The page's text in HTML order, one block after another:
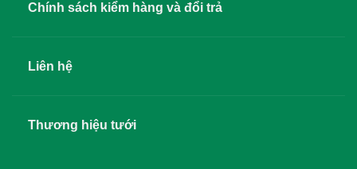
Chính sách kiểm hàng và đổi trả
Liên hệ
Thương hiệu tưới